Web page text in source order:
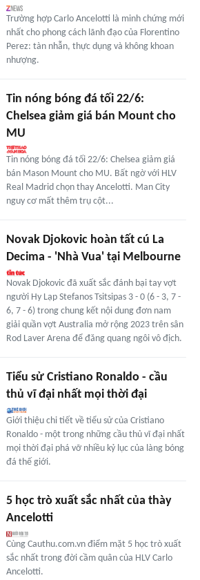
Trường hợp Carlo Ancelotti là minh chứng mới
nhất cho phong cách lãnh đạo của Florentino
Perez: tàn nhẫn, thực dụng và không khoan
nhượng.
Tin nóng bóng đá tối 22/6:
Chelsea giảm giá bán Mount cho
MU
Tin nóng bóng đá tối 22/6: Chelsea giảm giá
bán Mason Mount cho MU. Bất ngờ với HLV
Real Madrid chọn thay Ancelotti. Man City
nguy cơ mất thêm trụ cột...
Novak Djokovic hoàn tất cú La
Decima - 'Nhà Vua' tại Melbourne
Novak Djokovic đã xuất sắc đánh bại tay vợt
người Hy Lạp Stefanos Tsitsipas 3 - 0 (6 - 3, 7 -
6, 7 - 6) trong chung kết nội dung đơn nam
giải quần vợt Australia mở rộng 2023 trên sân
Rod Laver Arena để đăng quang ngôi vô địch.
Tiểu sử Cristiano Ronaldo - cầu
thủ vĩ đại nhất mọi thời đại
Giới thiệu chi tiết về tiểu sử của Cristiano
Ronaldo - một trong những cầu thủ vĩ đại nhất
mọi thời đại phá vỡ nhiều kỷ lục của làng bóng
đá thế giới.
5 học trò xuất sắc nhất của thày
Ancelotti
Cùng Cauthu.com.vn điểm mặt 5 học trò xuất
sắc nhất trong đời cầm quân của HLV Carlo
Ancelotti.